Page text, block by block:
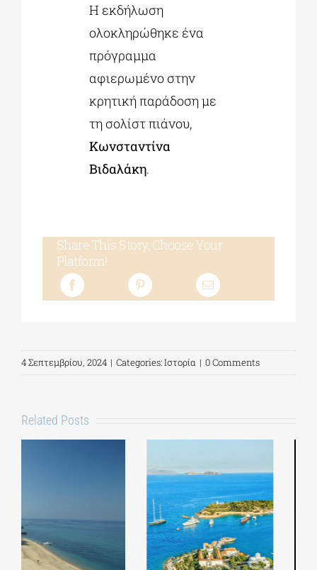
Η εκδήλωση
ολοκληρώθηκε ένα
πρόγραμμα
αφιερωμένο στην
κρητική παράδοση με
τη σολίστ πιάνου,
Κωνσταντίνα
Βιδαλάκη.
Share This Story, Choose Your
Platform!
4 Σεπτεμβρίου, 2024 | Categories:Ιστορία | 0 Comments
Related Posts